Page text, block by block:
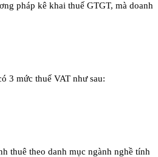
pháp kê khai thuế GTGT, mà doanh
3 mức thuế VAT như sau:
thuê theo danh mục ngành nghề tính